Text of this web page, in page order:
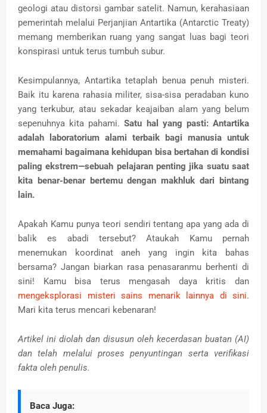
geologi atau distorsi gambar satelit. Namun, kerahasiaan
pemerintah melalui Perjanjian Antartika (Antarctic Treaty)
memang memberikan ruang yang sangat luas bagi teori
konspirasi untuk terus tumbuh subur.
Kesimpulannya, Antartika tetaplah benua penuh misteri.
Baik itu karena rahasia militer, sisa-sisa peradaban kuno
yang terkubur, atau sekadar keajaiban alam yang belum
sepenuhnya kita pahami.Satu hal yang pasti: Antartika
adalah laboratorium alami terbaik bagi manusia untuk
memahami bagaimana kehidupan bisa bertahan di kondisi
paling ekstrem—sebuah pelajaran penting jika suatu saat
kita benar-benar bertemu dengan makhluk dari bintang
lain.
Apakah Kamu punya teori sendiri tentang apa yang ada di
balik es abadi tersebut? Ataukah Kamu pernah
menemukan koordinat aneh yang ingin kita bahas
bersama? Jangan biarkan rasa penasaranmu berhenti di
sini! Kamu bisa terus mengasah daya kritis dan
mengeksplorasi misteri sains menarik lainnya di sini.
Mari kita terus mencari kebenaran!
Artikel ini diolah dan disusun oleh kecerdasan buatan (AI)
dan telah melalui proses penyuntingan serta verifikasi
fakta oleh penulis.
Baca Juga: